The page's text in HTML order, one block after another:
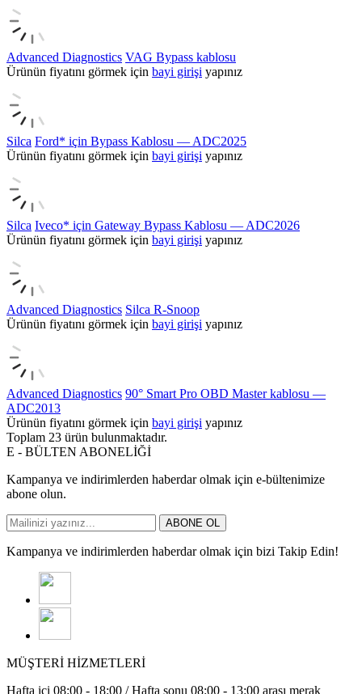
Advanced Diagnostics VAG Bypass kablosu
Ürünün fiyatını görmek için bayi girişi yapınız
Silca Ford* için Bypass Kablosu — ADC2025
Ürünün fiyatını görmek için bayi girişi yapınız
Silca Iveco* için Gateway Bypass Kablosu — ADC2026
Ürünün fiyatını görmek için bayi girişi yapınız
Advanced Diagnostics Silca R-Snoop
Ürünün fiyatını görmek için bayi girişi yapınız
Advanced Diagnostics 90° Smart Pro OBD Master kablosu —
ADC2013
Ürünün fiyatını görmek için bayi girişi yapınız
Toplam 23 ürün bulunmaktadır.
E - BÜLTEN ABONELİĞİ
Kampanya ve indirimlerden haberdar olmak için e-bültenimize
abone olun.
ABONE OL
Kampanya ve indirimlerden haberdar olmak için bizi Takip Edin!
MÜŞTERİ HİZMETLERİ
Hafta içi 08:00 - 18:00 / Hafta sonu 08:00 - 13:00 arası merak